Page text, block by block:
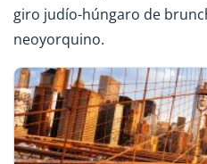
giro judío-húngaro de
neoyorquino.